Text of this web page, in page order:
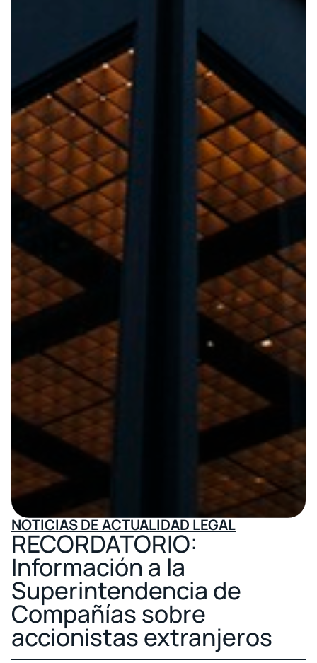
NOTICIAS DE ACTUALIDAD LEGAL
RECORDATORIO:
Información a la
Superintendencia de
Compañías sobre
accionistas extranjeros